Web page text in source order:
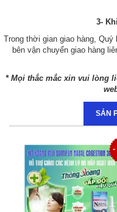
3-
Trong thời gian giao hàng,
bên vận chuyển giao hàng
* Mọi thắc mắc xin vui lòng
SẢN
-